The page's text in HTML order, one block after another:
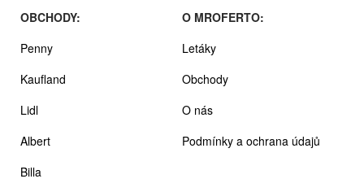
OBCHODY:
Penny
Kaufland
Lidl
Albert
Billa
O MROFERTO:
Letáky
Obchody
O nás
Podmínky a ochrana údajů